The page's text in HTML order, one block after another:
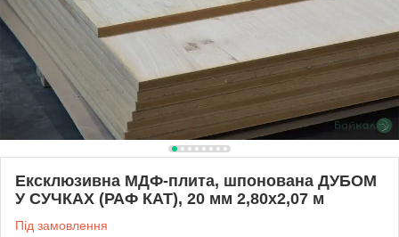
Ексклюзивна МДФ-плита, шпонована ДУБОМ
У СУЧКАХ (РАФ КАТ), 20 мм 2,80х2,07 м
Під замовлення